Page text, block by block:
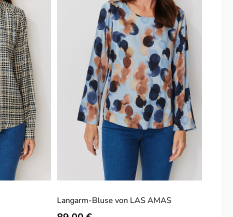
Langarm-Bluse von LAS AMAS